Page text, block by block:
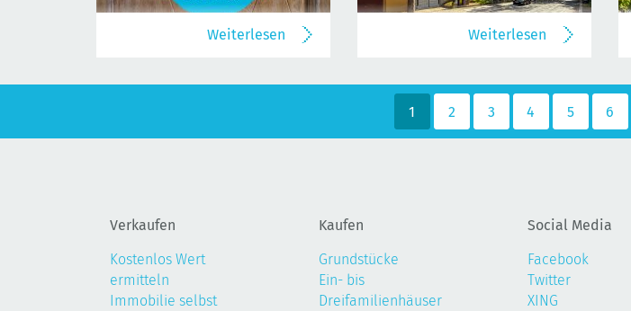
Weiterlesen Weiterlesen
1 2 3 4 5 6
Verkaufen
Kostenlos Wert
ermitteln
Immobilie selbst
Kaufen
Grundstücke
Ein- bis
Dreifamilienhäuser
Social Media
Facebook
Twitter
XING